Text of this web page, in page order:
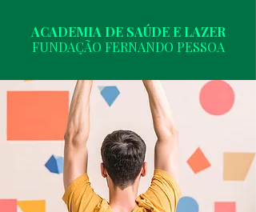
ACADEMIA DE SAÚDE E LAZER
FUNDAÇÃO FERNANDO PESSOA